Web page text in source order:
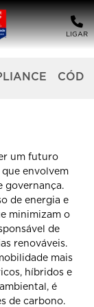
LIGAR
um futuro
envolvem
governança.
de energia e
minimizam o
de
renováveis.
mais
híbridos e
é
de carbono.